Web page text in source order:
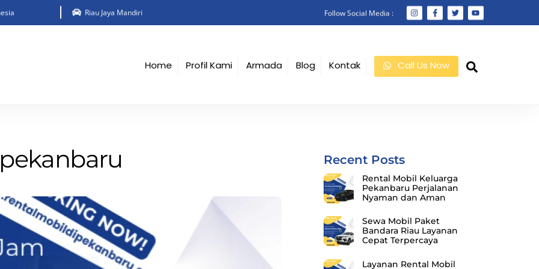
Riau Jaya Mandiri Follow Social Media :
Home Profil Kami Armada Blog Kontak Call Us Now
Recent Posts
Rental Mobil Keluarga
Pekanbaru Perjalanan
Nyaman dan Aman
Sewa Mobil Paket
Bandara Riau Layanan
Cepat Terpercaya
Layanan Rental Mobil